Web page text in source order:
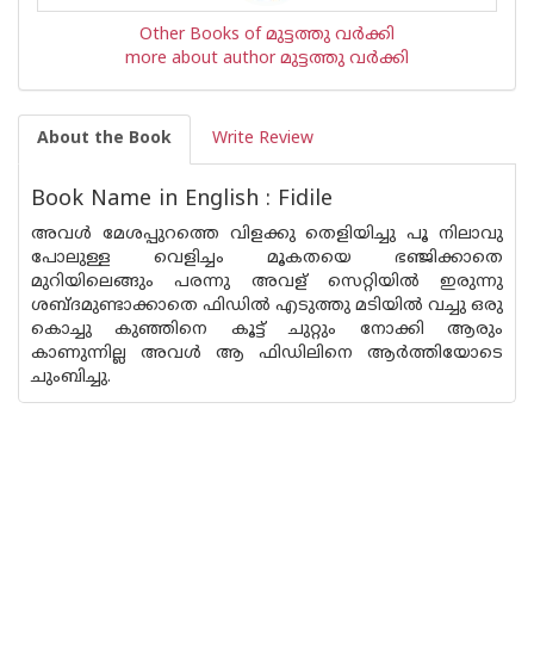
Other Books of മുട്ടത്തു വര്‍ക്കി
more about author മുട്ടത്തു വര്‍ക്കി
About the Book Write Review
Book Name in English : Fidile
അവള്‍ മേശപ്പുറത്തെ വിളക്കു തെളിയിച്ചു പൂ നിലാവു
പോലുള്ള വെളിച്ചം മൂകതയെ ഭഞ്ജിക്കാതെ
മുറിയിലെങ്ങും പരന്നു അവള്‌ സെറ്റിയില്‍ ഇരുന്നു
ശബ്ദമുണ്ടാക്കാതെ ഫിഡില്‍ എടുത്തു മടിയില്‍ വച്ചു ഒരു
കൊച്ചു കുഞ്ഞിനെ കൂട്ട് ചുറ്റും നോക്കി ആരും
കാണുന്നില്ല അവള്‍ ആ ഫിഡിലിനെ ആര്‍ത്തിയോടെ
ചുംബിച്ചു.